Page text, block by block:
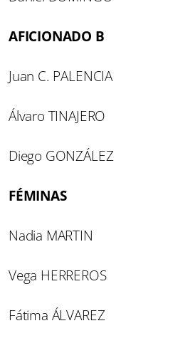
AFICIONADO B
Juan C. PALENCIA
Álvaro TINAJERO
Diego GONZÁLEZ
FÉMINAS
Nadia MARTIN
Vega HERREROS
Fátima ÁLVAREZ